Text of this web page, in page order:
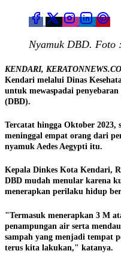
Nyamuk DBD. Foto
KENDARI,
Kendari melalui Dinas
untuk mewaspadai
(DBD).
Tercatat hingga Oktober 2023,
meninggal empat orang dari
nyamuk Aedes Aegypti itu.
Kepala Dinkes Kota Kendari,
DBD mudah menular karena
menerapkan perilaku hidup
"Termasuk menerapkan 3 M
penampungan air serta
sampah yang menjadi tempat
terus kita lakukan," katanya.